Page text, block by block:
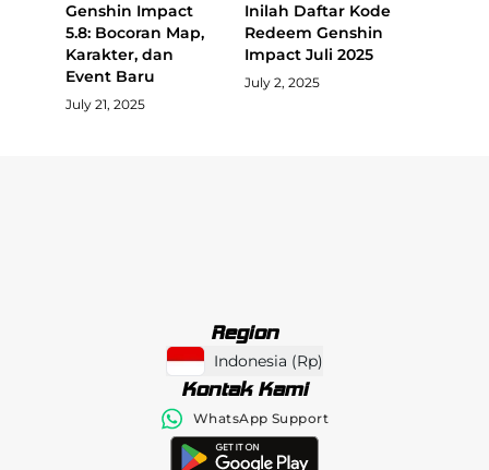
Genshin Impact
5.8: Bocoran Map,
Karakter, dan
Event Baru
July 21, 2025
Inilah Daftar Kode
Redeem Genshin
Impact Juli 2025
July 2, 2025
Region
Indonesia (Rp)
Kontak Kami
WhatsApp Support